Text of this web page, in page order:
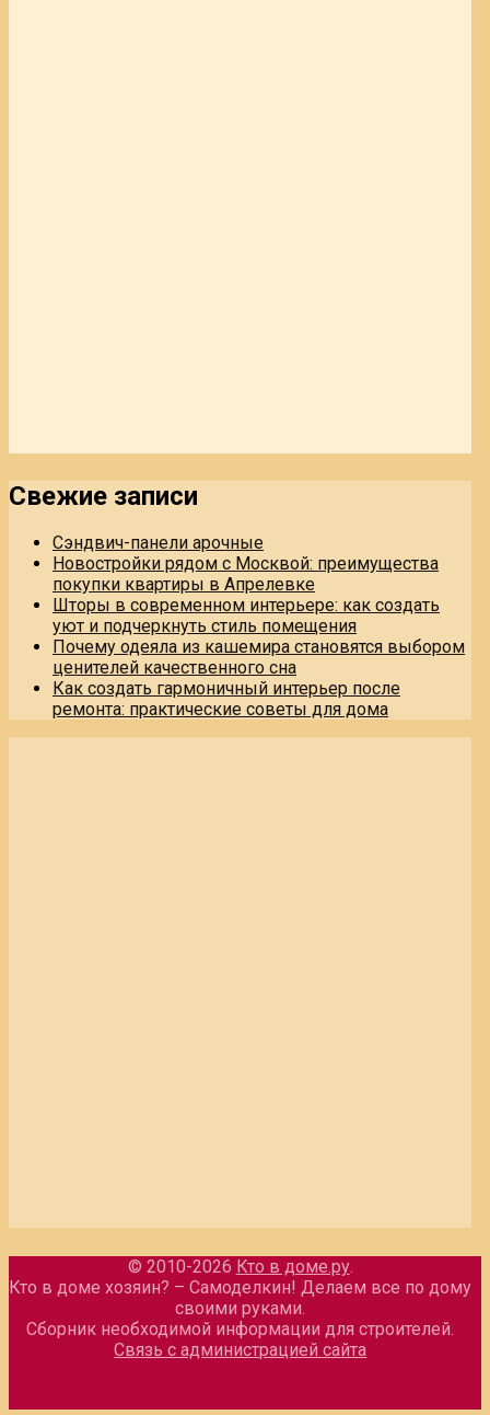
Свежие записи
Сэндвич-панели арочные
Новостройки рядом с Москвой: преимущества
покупки квартиры в Апрелевке
Шторы в современном интерьере: как создать
уют и подчеркнуть стиль помещения
Почему одеяла из кашемира становятся выбором
ценителей качественного сна
Как создать гармоничный интерьер после
ремонта: практические советы для дома
© 2010-2026 Кто в доме.ру.
Кто в доме хозяин? – Самоделкин! Делаем все по дому
своими руками.
Сборник необходимой информации для строителей.
Связь с администрацией сайта